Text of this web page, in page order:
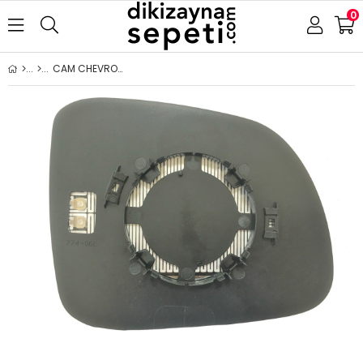
0
CAM CHEVROLET CAPTİVA 2006-2014 ISITMALI SOL